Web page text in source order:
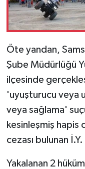
Öte yandan,
Şube Müdürlüğü
ilçesinde
'uyuşturucu veya
veya sağlama'
kesinleşmiş hapis
cezası bulunan
Yakalanan 2